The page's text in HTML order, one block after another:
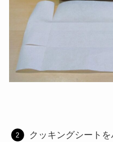
クッキングシート